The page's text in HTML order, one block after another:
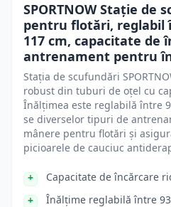
SPORTNOW Stație de
pentru flotări, reglabil
117 cm, capacitate de
antrenament pentru
Stația de scufundări
robust din tuburi de oțel cu
Înălțimea este reglabilă între
se diverselor tipuri de
mânere pentru flotări și
picioarele de cauciuc
Capacitate de încărcare
Înălțime reglabilă între